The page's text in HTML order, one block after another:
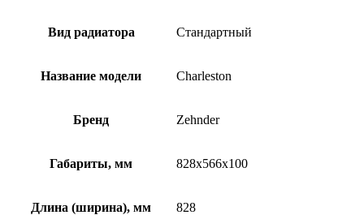
Вид радиатора Стандартный
Название модели Charleston
Бренд Zehnder
Габариты, мм 828x566x100
Длина (ширина), мм 828